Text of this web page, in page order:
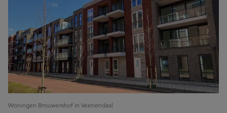
Woningen Brouwershof in Veenendaal